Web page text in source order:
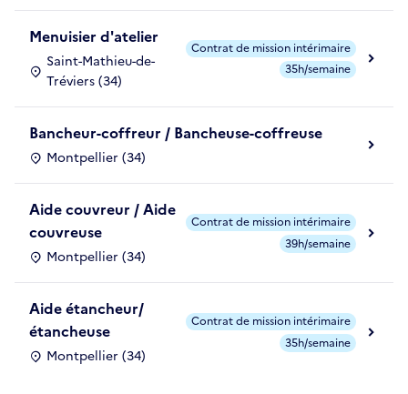
Menuisier d'atelier
Saint-Mathieu-de-
Tréviers (34)
Contrat de mission intérimaire
35h/semaine
Bancheur-coffreur / Bancheuse-coffreuse
Montpellier (34)
Aide couvreur / Aide
couvreuse
Montpellier (34)
Contrat de mission intérimaire
39h/semaine
Aide étancheur/
étancheuse
Montpellier (34)
Contrat de mission intérimaire
35h/semaine